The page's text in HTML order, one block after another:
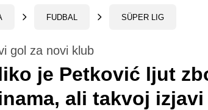
FUDBAL SÜPER LIG
gol za novi klub
je Petković ljut
ali takvoj izjavi